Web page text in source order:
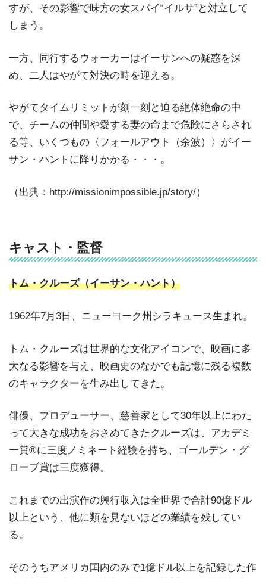
すが、その影響で味方の女スパイ“イルサ”と対立して
しまう。
一方、同行するウォーカーはイーサンへの疑惑を深
め、二人はやがて対決の時を迎える。
やがてタイムリミットが刻一刻と迫る絶体絶命の中
で、チームの仲間や愛する妻の命まで危険にさらされ
る等、いくつもの〈フォールアウト（余波）〉がイー
サン・ハントに降りかかる・・・。
（出典：http://missionimpossible.jp/story/）
キャスト・監督
トム・クルーズ（イーサン・ハント）
1962年7月3日、ニューヨーク州シラキュース生まれ。
トム・クルーズは世界的な文化アイコンで、映画に多
大なる影響を与え、映画史のなかでも記憶に残る複数
のキャラクターを生み出してきた。
俳優、プロデューサー、慈善家として30年以上にわた
って大きな成功をおさめてきたクルーズは、アカデミ
ー賞®に三度ノミネート経験を持ち、ゴールデン・グ
ローブ賞は三度獲得。
これまでの出演作の興行収入は全世界で合計90億ドル
以上という、他に類を見ないほどの業績を残してい
る。
そのうちアメリカ国内のみで1億ドル以上を記録した作